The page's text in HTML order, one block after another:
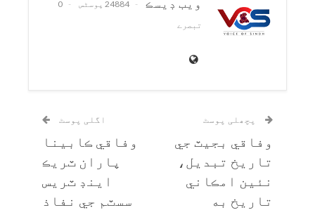
24884 پوسٹس
0
تبصرے
پچھلی پوسٹ
وفاقي بجيٽ جي
تاريخ تبديل،
نئين امڪاني
تاريخ به
اگلی پوسٹ
وفاقي ڪابينا
پاران ٽريڪ
اينڊ ٽريس
سسٽم جي نفاذ